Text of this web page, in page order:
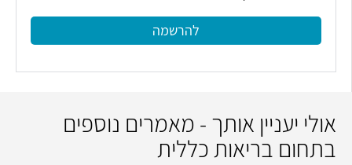
להרשמה
אולי יעניין אותך - מאמרים נוספים
בתחום בריאות כללית